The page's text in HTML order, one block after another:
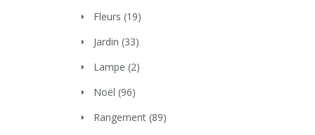
Fleurs (19)
Jardin (33)
Lampe (2)
Noël (96)
Rangement (89)